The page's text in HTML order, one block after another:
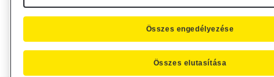
Bővebben
Összes elutasítása
Összes engedélyezése